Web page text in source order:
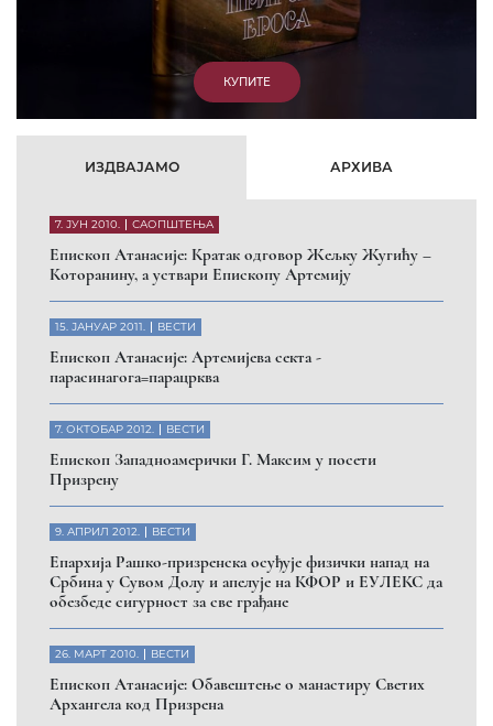
ИЗДВАЈАМО АРХИВА
7. ЈУН 2010. САОПШТЕЊА
Eпископ Атанасије: Кратак одговор Жељку Жугићу –
Которанину, а уствари Епископу Артемију
15. ЈАНУАР 2011. ВЕСТИ
Eпископ Атанасије: Артемијева секта -
парасинагога=парацрква
7. ОКТОБАР 2012. ВЕСТИ
Eпископ Западноамерички Г. Максим у посети
Призрену
9. АПРИЛ 2012. ВЕСТИ
Eпархија Рашко-призренска осуђује физички напад на
Србина у Сувом Долу и апелује на КФОР и ЕУЛЕКС да
обезбеде сигурност за све грађане
26. МАРТ 2010. ВЕСТИ
Eпископ Атанасије: Обавештење о манастиру Светих
Архангела код Призрена